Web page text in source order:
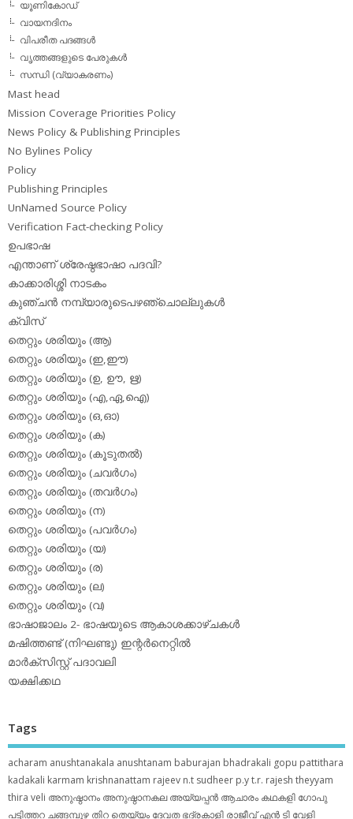
യൂണികോഡ്
വായനദിനം
വിപരീത പദങ്ങള്‍
വൃത്തങ്ങളുടെ പേരുകള്‍
സന്ധി (വ്യാകരണം)
Mast head
Mission Coverage Priorities Policy
News Policy & Publishing Principles
No Bylines Policy
Policy
Publishing Principles
UnNamed Source Policy
Verification Fact-checking Policy
ഉപഭാഷ
എന്താണ് ശ്രേഷ്ഠഭാഷാ പദവി?
കാക്കാരിശ്ശി നാടകം
കുഞ്ചന്‍ നമ്പ്യാരുടെപഴഞ്ചൊല്ലുകള്‍
ക്വിസ്
തെറ്റും ശരിയും (ആ)
തെറ്റും ശരിയും (ഇ,ഈ)
തെറ്റും ശരിയും (ഉ, ഊ, ഋ)
തെറ്റും ശരിയും (എ,ഏ,ഐ)
തെറ്റും ശരിയും (ഒ,ഓ)
തെറ്റും ശരിയും (ക)
തെറ്റും ശരിയും (കൂടുതല്‍)
തെറ്റും ശരിയും (ചവര്‍ഗം)
തെറ്റും ശരിയും (തവര്‍ഗം)
തെറ്റും ശരിയും (ന)
തെറ്റും ശരിയും (പവര്‍ഗം)
തെറ്റും ശരിയും (യ)
തെറ്റും ശരിയും (ര)
തെറ്റും ശരിയും (ല)
തെറ്റും ശരിയും (വ)
ഭാഷാജാലം 2- ഭാഷയുടെ ആകാശക്കാഴ്ചകള്‍
മഷിത്തണ്ട് (നിഘണ്ടു) ഇന്റര്‍നെറ്റില്‍
മാര്‍ക്‌സിസ്റ്റ് പദാവലി
യക്ഷിക്കഥ
Tags
acharam anushtanakala anushtanam baburajan bhadrakali gopu pattithara
kadakali karmam krishnanattam rajeev n.t sudheer p.yt.r. rajesh theyyam
thira veli അനുഷ്ഠാനം അനുഷ്ഠാനകല അയ്യപ്പന്‍ ആചാരം കഥകളി ഗോപു
പട്ടിത്തറ ചങ്ങമ്പുഴ തിറ തെയ്യം ദേവത ഭദ്രകാളി രാജീവ് എൻ ടി വേളി